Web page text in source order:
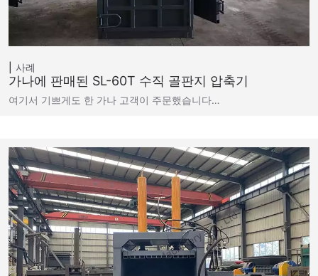
사례
가나에 판매된 SL-60T 수직 골판지 압축기
여기서 기쁘게도 한 가나 고객이 주문했습니다…